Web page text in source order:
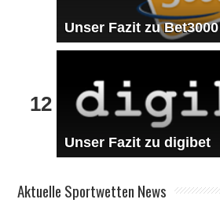
Unser Fazit zu Bet3000
12
Unser Fazit zu digibet
Aktuelle Sportwetten News